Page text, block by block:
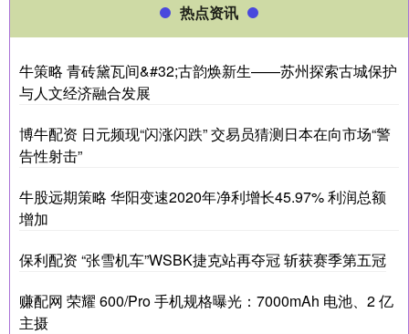
热点资讯
牛策略 青砖黛瓦间&#32;古韵焕新生——苏州探索古城保护
与人文经济融合发展
博牛配资 日元频现“闪涨闪跌” 交易员猜测日本在向市场“警
告性射击”
牛股远期策略 华阳变速2020年净利增长45.97% 利润总额
增加
保利配资 “张雪机车”WSBK捷克站再夺冠 斩获赛季第五冠
赚配网 荣耀 600/Pro 手机规格曝光：7000mAh 电池、2 亿
主摄